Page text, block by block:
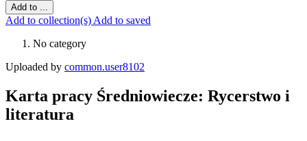
Add to ...
Add to collection(s) Add to saved
No category
Uploaded by common.user8102
Karta pracy Średniowiecze: Rycerstwo i
literatura